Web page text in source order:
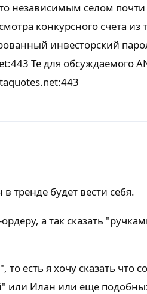
независимым селом
конкурсного счета из
инвесторский
Те для обсуждаемого
тренде будет вести себя.
а так сказать
есть я хочу сказать что
или Илан или еще